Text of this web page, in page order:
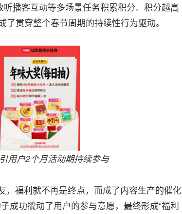
播客互动等多场景任务积累积分。积分越高
贯穿整个春节周期的持续性行为驱动。
用户2个月活动期持续参与
福利就不再是终点，而成了内容生产的催化
成功撬动了用户的参与意愿，最终形成“福利